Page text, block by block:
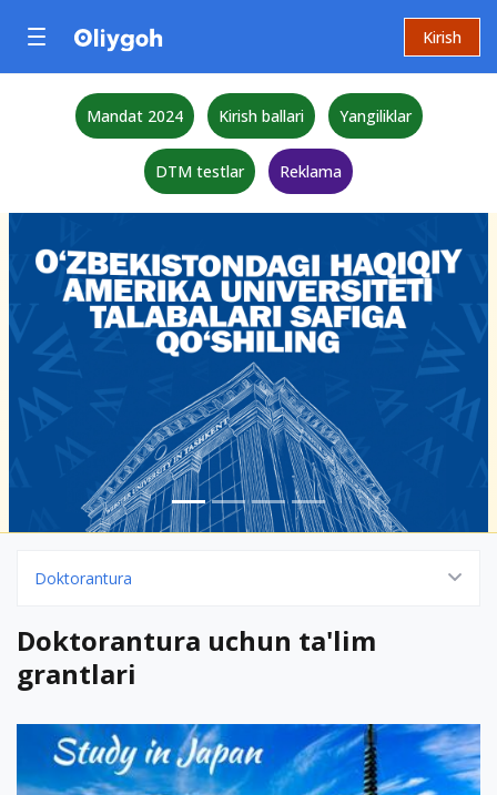
Kirish
Mandat 2024 Kirish ballari Yangiliklar
DTM testlar Reklama
Doktorantura
Doktorantura uchun ta'lim
grantlari